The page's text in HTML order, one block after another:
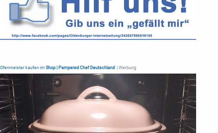
Ofenmeister kaufen im Shop | Pampered Chef Deutschland | Werbung